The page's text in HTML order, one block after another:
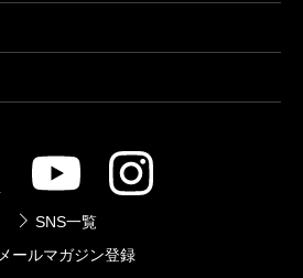
SNS一覧
メールマガジン登録